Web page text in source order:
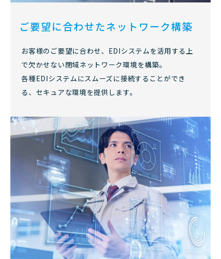
ご要望に合わせたネットワーク構築
お客様のご要望に合わせ、EDIシステムを活用する上
で欠かせない閉域ネットワーク環境を構築。
各種EDIシステムにスムーズに接続することができ
る、セキュアな環境を提供します。